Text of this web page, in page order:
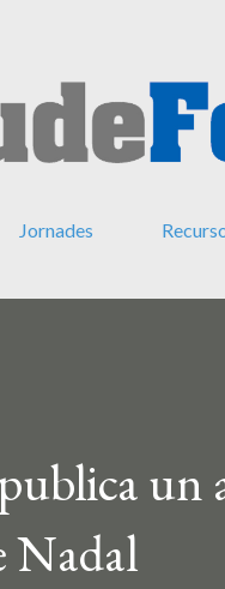
Jornades
un
Nadal